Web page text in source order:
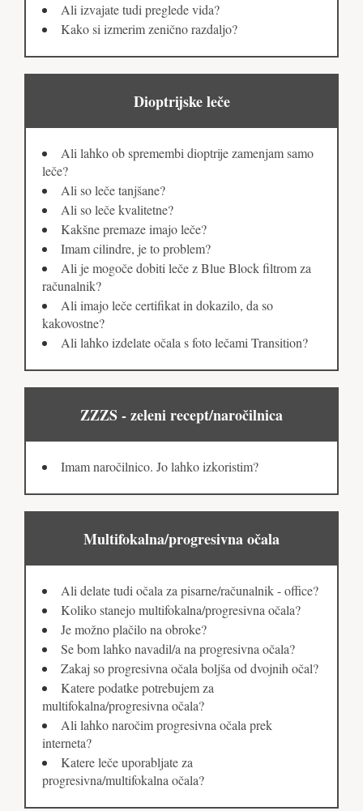
Ali izvajate tudi preglede vida?
Kako si izmerim zenično razdaljo?
Dioptrijske leče
Ali lahko ob spremembi dioptrije zamenjam samo
leče?
Ali so leče tanjšane?
Ali so leče kvalitetne?
Kakšne premaze imajo leče?
Imam cilindre, je to problem?
Ali je mogoče dobiti leče z Blue Block filtrom za
računalnik?
Ali imajo leče certifikat in dokazilo, da so
kakovostne?
Ali lahko izdelate očala s foto lečami Transition?
ZZZS - zeleni recept/naročilnica
Imam naročilnico. Jo lahko izkoristim?
Multifokalna/progresivna očala
Ali delate tudi očala za pisarne/računalnik - office?
Koliko stanejo multifokalna/progresivna očala?
Je možno plačilo na obroke?
Se bom lahko navadil/a na progresivna očala?
Zakaj so progresivna očala boljša od dvojnih očal?
Katere podatke potrebujem za
multifokalna/progresivna očala?
Ali lahko naročim progresivna očala prek
interneta?
Katere leče uporabljate za
progresivna/multifokalna očala?